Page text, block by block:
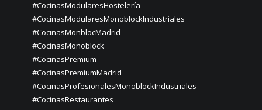
#CocinasModularesHostelería
#CocinasModularesMonoblockIndustriales
#CocinasMonblocMadrid
#CocinasMonoblock
#CocinasPremium
#CocinasPremiumMadrid
#CocinasProfesionalesMonoblockIndustriales
#CocinasRestaurantes